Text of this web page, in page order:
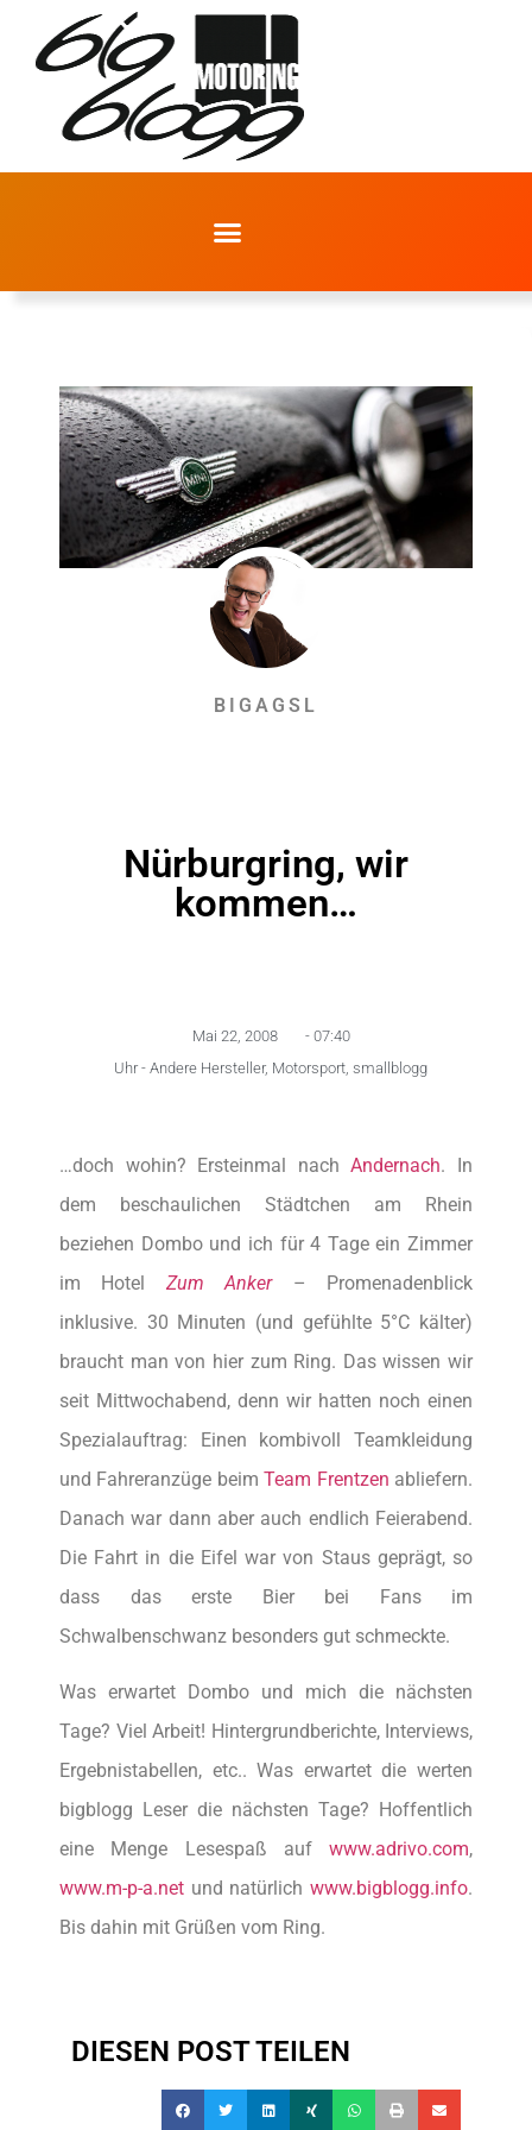
BIGAGSL
Nürburgring, wir
kommen…
Mai 22, 2008 - 07:40
Uhr - Andere Hersteller, Motorsport smallblogg
…doch wohin? Ersteinmal nachAndernach. In
dem beschaulichen Städtchen am Rhein
beziehen Dombo und ich für 4 Tage ein Zimmer
im Hotel Zum Anker
– Promenadenblick
inklusive. 30 Minuten (und gefühlte 5°C kälter)
braucht man von hier zum Ring. Das wissen wir
seit Mittwochabend, denn wir hatten noch einen
Spezialauftrag: Einen kombivoll Teamkleidung
und Fahreranzüge beimTeam Frentzen abliefern.
Danach war dann aber auch endlich Feierabend.
Die Fahrt in die Eifel war von Staus geprägt, so
dass das erste Bier bei Fans im
Schwalbenschwanz besonders gut schmeckte.
Was erwartet Dombo und mich die nächsten
Tage? Viel Arbeit! Hintergrundberichte, Interviews,
Ergebnistabellen, etc.. Was erwartet die werten
bigblogg Leser die nächsten Tage? Hoffentlich
eine Menge Lesespaß auf www.adrivo.com,
www.m-p-a.net und natürlich www.bigblogg.info.
Bis dahin mit Grüßen vom Ring.
DIESEN POST TEILEN